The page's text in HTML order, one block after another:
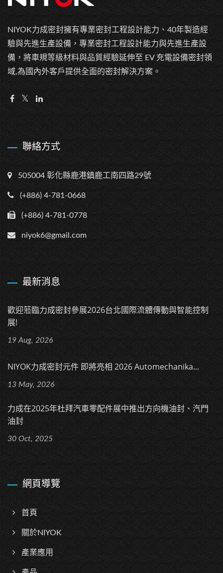
NIYOK力成密封擁有專業密封工程設計能力、40年製造經
驗與先進生產設備，專業密封工程設計能力與先進生產設
備，將車規等級材料與品質經驗延伸至 EV 充電設備密封領
域,為國內外客戶提供全面的密封解決方案。
聯絡方式
505004 彰化縣鹿港鎮鹿工南四路29號
(+886) 4-781-0668
(+886) 4-781-0778
niyok6@gmail.com
最新消息
歡迎蒞臨力成密封參展2026台北國際流體傳動與智能控制
展!
19 Aug, 2026
NIYOK力成密封元件 即將亮相 2026 Automechanika...
13 May, 2026
力成在2025年杜拜汽車零配件展中推出方向機油封、汽門
油封
30 Oct, 2025
網頁導覽
首頁
關於NIYOK
產業應用